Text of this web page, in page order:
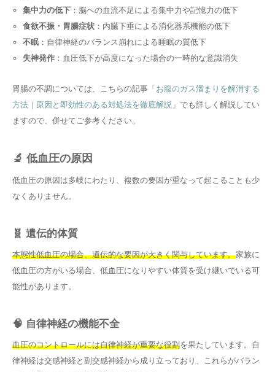
集中力の低下：脳への血流不足による集中力や記憶力の低下
食欲不振・胃腸症状：内臓下垂による消化器系機能の低下
不眠：自律神経のバランス崩れによる睡眠の質低下
失神発作：血圧低下が高度になった場合の一時的な意識消失
胃腸の不調については、こちらの記事「 お腹のガス溜まりを解消する
方法｜原因と即効性のある対処法を徹底解説 」でも詳しく解説してい
ますので、併せてご参考ください。
🔬 低血圧の原因
低血圧の原因は多岐にわたり、複数の要因が重なって起こることも少
なくありません。
🧬 遺伝的体質
本態性低血圧の場合、遺伝的な要因が大きく関与しています。家族に
低血圧の方がいる場合、低血圧になりやすい体質を受け継いでいる可
能性があります。
🧠 自律神経の機能不全
血圧のコントロールには自律神経が重要な役割を果たしています。自
律神経は交感神経と副交感神経から成り立っており、これらがバラン